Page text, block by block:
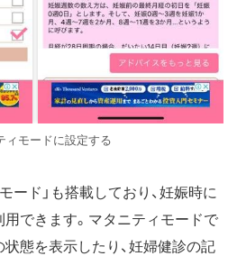
ィモードに設定する
ード」も搭載しており、妊娠時に
できます。マタニティモードで
態を表示したり、妊婦健診の記